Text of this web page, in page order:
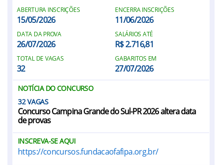
ABERTURA INSCRIÇÕES
15/05/2026
ENCERRA INSCRIÇÕES
11/06/2026
DATA DA PROVA
26/07/2026
SALÁRIOS ATÉ
R$ 2.716,81
TOTAL DE VAGAS
32
GABARITOS EM
27/07/2026
NOTÍCIA DO CONCURSO
32
Concurso Campina Grande do Sul-PR 2026 altera data
de provas
INSCREVA-SE AQUI
https://concursos.fundacaofafipa.org.br/